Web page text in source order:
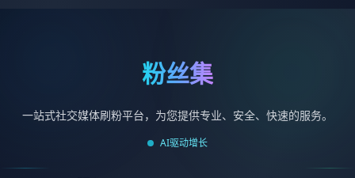
粉丝集
一站式社交媒体刷粉平台，为您提供专业、安全、快速的服务。
AI驱动增长